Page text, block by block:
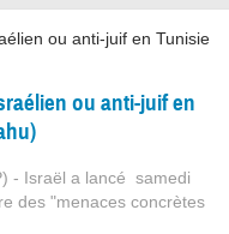
ou anti-juif en
- Israël a lancé samedi
des "menaces concrètes